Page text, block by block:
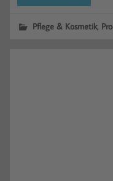
Pflege & Kosmetik,